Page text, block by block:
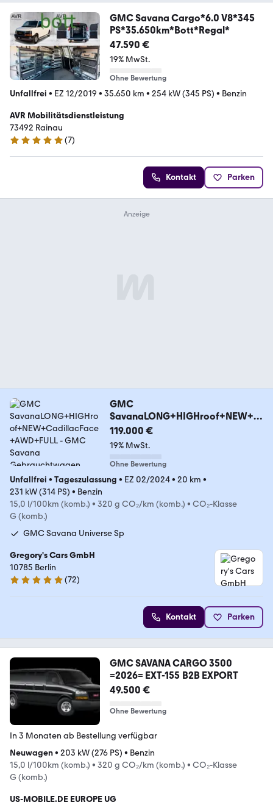
GMC Savana Cargo*6.0 V8*345
PS*35.650km*Bott*Regal*
47.590 €
19% MwSt.
Ohne Bewertung
Unfallfrei • EZ 12/2019 • 35.650 km • 254 kW (345 PS) • Benzin
AVR Mobilitätsdienstleistung
73492 Rainau
5 Sterne
(7)
Kontakt Parken
GMC
SavanaLONG+HIGHroof+NEW+C
adillacFace+AWD+FULL
119.000 €
19% MwSt.
Ohne Bewertung
Unfallfrei • Tageszulassung • EZ 02/2024• 20 km •
231 kW (314 PS) • Benzin
15,0 l/100km (komb.) • 320 g CO₂/km (komb.) • CO₂-Klasse
G (komb.)
GMC Savana Universe Sp
Gregory's Cars GmbH
10785 Berlin
5 Sterne
(72)
Kontakt Parken
GMC SAVANA CARGO 3500
=2026= EXT-155 B2B EXPORT
49.500 €
Ohne Bewertung
In 3 Monaten ab Bestellung verfügbar
Neuwagen• 203 kW (276 PS) • Benzin
15,0 l/100km (komb.) • 320 g CO₂/km (komb.) • CO₂-Klasse
G (komb.)
US-MOBILE.DE EUROPE UG